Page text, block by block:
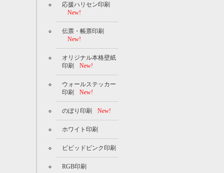
応援ハリセン印刷
New!
伝票・帳票印刷
New!
オリジナル本格壁紙
印刷
New!
ウォールステッカー
印刷
New!
のぼり印刷 New!
ホワイト印刷
ビビッドピンク印刷
RGB印刷